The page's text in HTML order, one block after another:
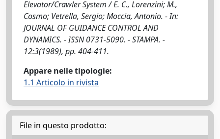
Elevator/Crawler System / E. C., Lorenzini; M.,
Cosmo; Vetrella, Sergio; Moccia, Antonio. - In:
JOURNAL OF GUIDANCE CONTROL AND
DYNAMICS. - ISSN 0731-5090. - STAMPA. -
12:3(1989), pp. 404-411.
Appare nelle tipologie:
1.1 Articolo in rivista
File in questo prodotto: